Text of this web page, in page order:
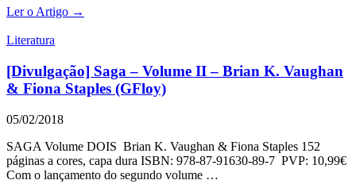
Ler o Artigo →
Literatura
[Divulgação] Saga – Volume II – Brian K. Vaughan
& Fiona Staples (GFloy)
05/02/2018
SAGA Volume DOIS Brian K. Vaughan & Fiona Staples 152
páginas a cores, capa dura ISBN: 978-87-91630-89-7 PVP: 10,99€
Com o lançamento do segundo volume …